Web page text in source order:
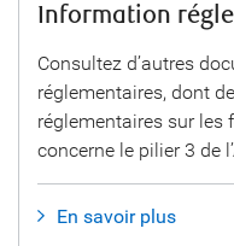
Information
Consultez d’autres
réglementaires, dont
réglementaires sur les
concerne le pilier 3 de
En savoir plus